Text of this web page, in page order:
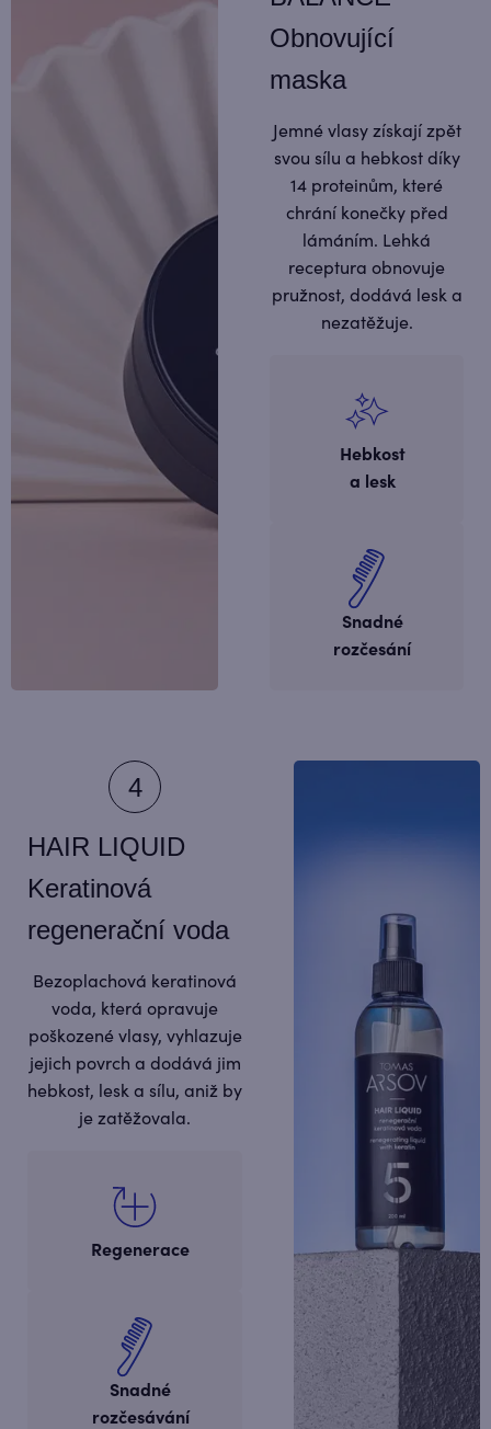
Obnovující
maska
​​Hebkost
a lesk
Snadné
rozčesání
Jemné vlasy získají zpět
svou sílu a hebkost díky
14 proteinům, které
chrání konečky před
lámáním. Lehká
receptura obnovuje
pružnost, dodává lesk a
nezatěžuje.
HAIR LIQUID
Keratinová
regenerační voda
Regenerace
Snadné
rozčesávání
Bezoplachová keratinová
voda, která opravuje
poškozené vlasy, vyhlazuje
jejich povrch a dodává jim
hebkost, lesk a sílu, aniž by
je zatěžovala.